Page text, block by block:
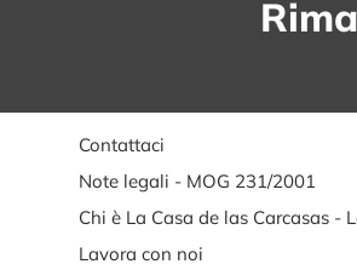
Contattaci
Note legali - MOG 231/2001
Chi è La Casa de las Carcasas -
Lavora con noi